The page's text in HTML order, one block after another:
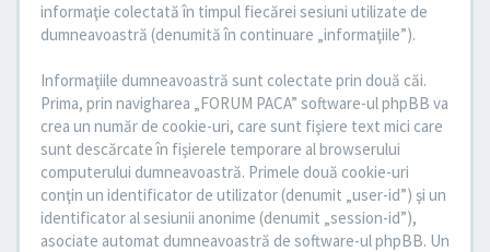
informaţie colectată în timpul fiecărei sesiuni utilizate de
dumneavoastră (denumită în continuare „informaţiile”).
Informaţiile dumneavoastră sunt colectate prin două căi.
Prima, prin navigharea „FORUM PACA” software-ul phpBB va
crea un număr de cookie-uri, care sunt fişiere text mici care
sunt descărcate în fişierele temporare al browserului
computerului dumneavoastră. Primele două cookie-uri
conţin un identificator de utilizator (denumit „user-id”) şi un
identificator al sesiunii anonime (denumit „session-id”),
asociate automat dumneavoastră de software-ul phpBB. Un